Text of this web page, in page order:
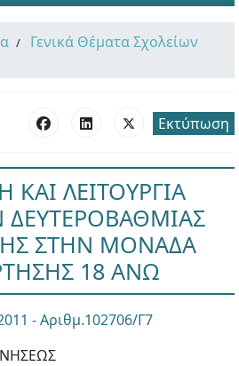
Γενικά Θέματα Σχολείων
Εκτύπωση
ΛΕΙΤΟΥΡΓΙΑ
ΣΤΗΝ ΜΟΝΑΔΑ
18 ΑΝΩ
- Αριθμ.102706/Γ7